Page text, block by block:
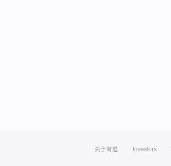
关于有道 Investors